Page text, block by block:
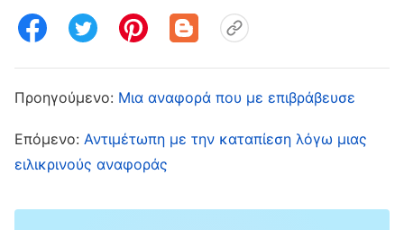
ότι σκόπευε να καταδικάσει την αδελφή
Τσανγκ Τζινγκ ως κακό άνθρωπο και να την
αποβάλει. Στην πραγματικότητα, η Τσανγκ
Τζινγκ είχε απλώς αλαζονική διάθεση —ενόσω
δεν μπορούσε να συναναστραφεί την αλήθεια
επέπληττε τους άλλους και τους έκανε να
Προηγούμενο: Μια αναφορά που με επιβράβευσε
Επόμενο: Αντιμέτωπη με την καταπίεση λόγω μιας
ειλικρινούς αναφοράς